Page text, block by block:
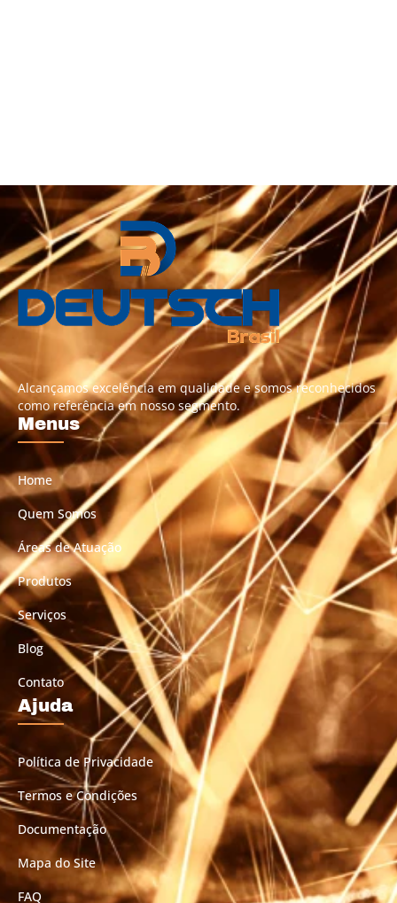
Alcançamos excelência em qualidade e somos reconhecidos
como referência em nosso segmento.
Menus
Home
Quem Somos
Áreas de Atuação
Produtos
Serviços
Blog
Contato
Ajuda
Política de Privacidade
Termos e Condições
Documentação
Mapa do Site
FAQ